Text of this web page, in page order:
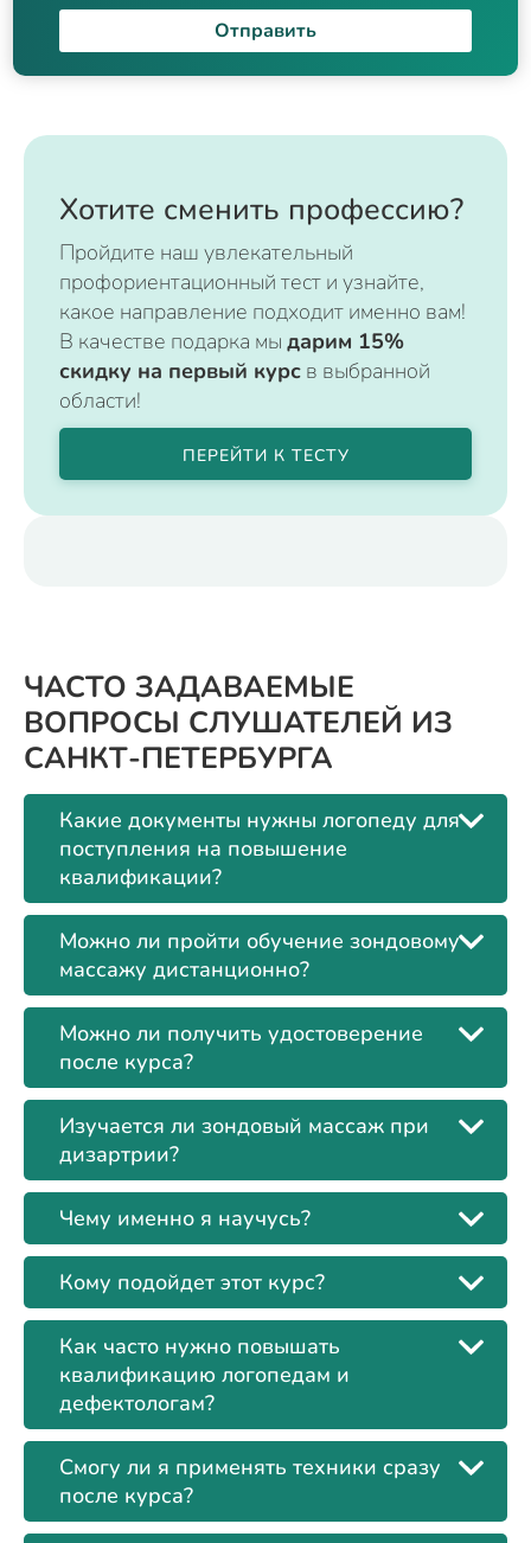
Отправить
Хотите сменить профессию?
Пройдите наш увлекательный
профориентационный тест и узнайте,
какое направление подходит именно вам!
В качестве подарка мы дарим 15%
скидку на первый курс в выбранной
области!
ПЕРЕЙТИ К ТЕСТУ
ЧАСТО ЗАДАВАЕМЫЕ
ВОПРОСЫ СЛУШАТЕЛЕЙ ИЗ
САНКТ-ПЕТЕРБУРГА
Какие документы нужны логопеду для
поступления на повышение
квалификации?
Можно ли пройти обучение зондовому
массажу дистанционно?
Можно ли получить удостоверение
после курса?
Изучается ли зондовый массаж при
дизартрии?
Чему именно я научусь?
Кому подойдет этот курс?
Как часто нужно повышать
квалификацию логопедам и
дефектологам?
Смогу ли я применять техники сразу
после курса?